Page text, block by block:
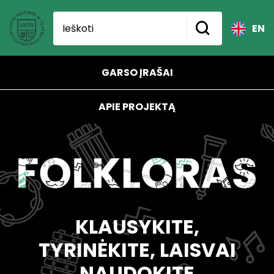
EN
GARSO ĮRAŠAI
APIE PROJEKTĄ
KLAUSYKITE,
TYRINĖKITE, LAISVAI